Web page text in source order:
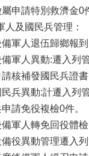
申請特別救濟金0
人及國民兵管理：
軍人退伍歸鄉報到
備軍人異動:遷入列
核補發國民兵證書
民兵異動:計遷入列
請免役複檢0件。
軍人轉免回役體檢
備役異動管理遷入